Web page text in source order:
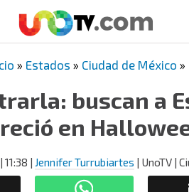
» Estados » Ciudad de México »
buscan a
en
| 11:38 | Jennifer Turrubiartes | UnoTV |